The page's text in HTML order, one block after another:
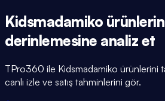
Kidsmadamiko
derinlemesine analiz et
TPro360 ile Kidsmadamiko ürünlerini
canlı izle ve satış tahminlerini gör.